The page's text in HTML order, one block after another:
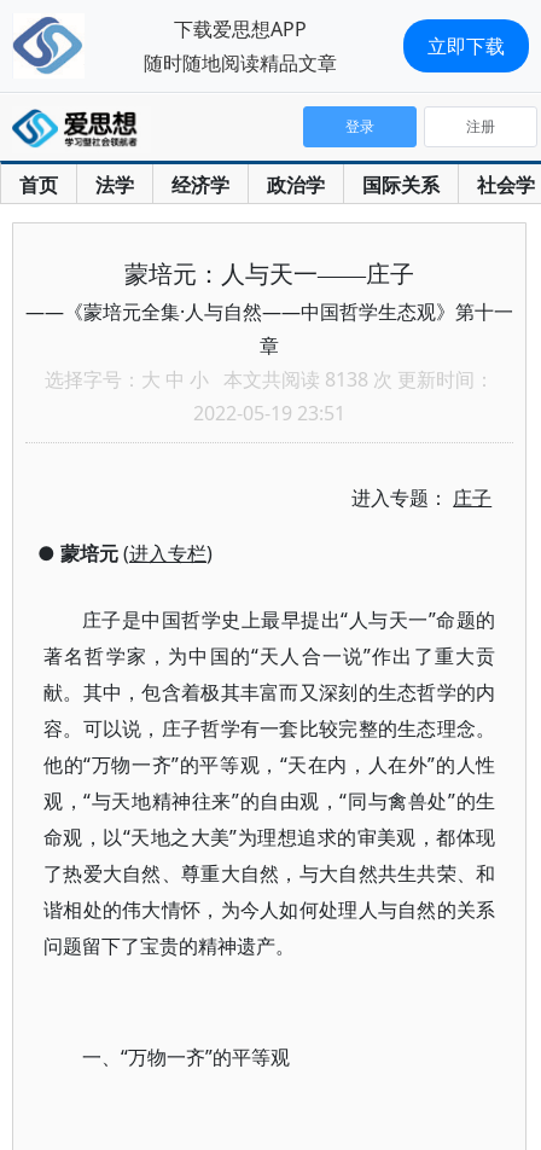
首页 法学 经济学 政治学 国际关系 社会学
登录 注册
蒙培元：人与天一——庄子
——《蒙培元全集·人与自然——中国哲学生态观》第十一
章
选择字号： 大 中 小 本文共阅读 8138 次 更新时间：
2022-05-19 23:51
进入专题： 庄子
● 蒙培元(进入专栏)
庄子是中国哲学史上最早提出“人与天一”命题的
著名哲学家，为中国的“天人合一说”作出了重大贡
献。其中，包含着极其丰富而又深刻的生态哲学的内
容。可以说，庄子哲学有一套比较完整的生态理念。
他的“万物一齐”的平等观，“天在内，人在外”的人性
观，“与天地精神往来”的自由观，“同与禽兽处”的生
命观，以“天地之大美”为理想追求的审美观，都体现
了热爱大自然、尊重大自然，与大自然共生共荣、和
谐相处的伟大情怀，为今人如何处理人与自然的关系
问题留下了宝贵的精神遗产。
一、“万物一齐”的平等观
下载爱思想APP
随时随地阅读精品文章
立即下载